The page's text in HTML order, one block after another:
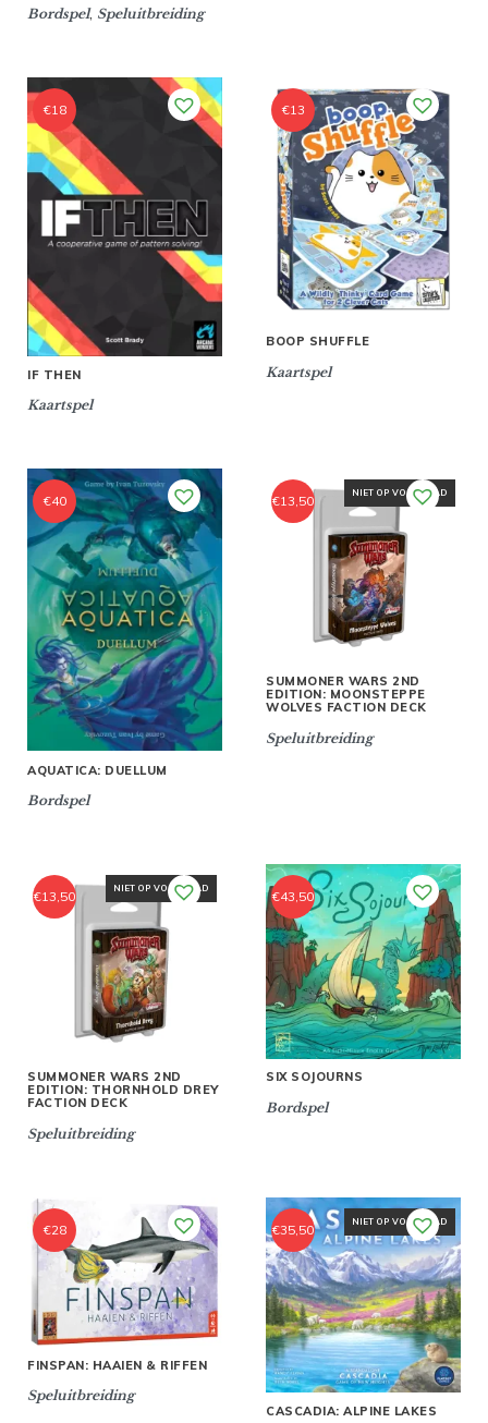
Bordspel, Speluitbreiding
IF THEN
Kaartspel
€18
BOOP SHUFFLE
Kaartspel
€13
AQUATICA: DUELLUM
Bordspel
€40
NIET OP VOORRAAD
SUMMONER WARS 2ND
EDITION: MOONSTEPPE
WOLVES FACTION DECK
Speluitbreiding
€13,50
NIET OP VOORRAAD
SUMMONER WARS 2ND
EDITION: THORNHOLD DREY
FACTION DECK
Speluitbreiding
€13,50
SIX SOJOURNS
Bordspel
€43,50
FINSPAN: HAAIEN & RIFFEN
Speluitbreiding
€28
NIET OP VOORRAAD
CASCADIA: ALPINE LAKES
€35,50